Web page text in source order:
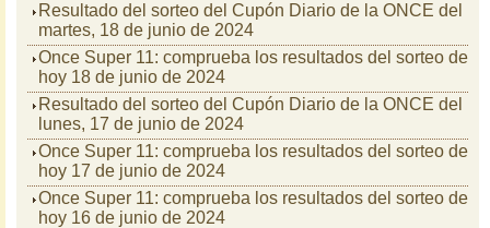
Resultado del sorteo del Cupón Diario de la ONCE del
martes, 18 de junio de 2024
Once Super 11: comprueba los resultados del sorteo de
hoy 18 de junio de 2024
Resultado del sorteo del Cupón Diario de la ONCE del
lunes, 17 de junio de 2024
Once Super 11: comprueba los resultados del sorteo de
hoy 17 de junio de 2024
Once Super 11: comprueba los resultados del sorteo de
hoy 16 de junio de 2024